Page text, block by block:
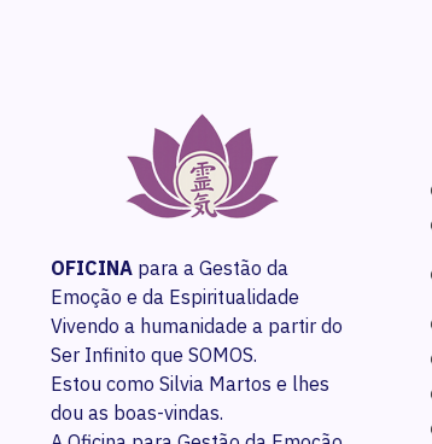
OFICINA para a Gestão da
Emoção e da Espiritualidade
Vivendo a humanidade a partir do
Ser Infinito que SOMOS.
Estou como Silvia Martos e lhes
dou as boas-vindas.